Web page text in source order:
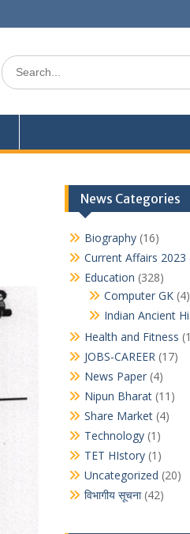
Search
for:
News Categories
Biography(16)
Current Affairs 2023
Education (328)
Computer GK(4)
Indian Ancient
Health and Fitness
JOBS-CAREER(17)
News Paper(4)
Nipun Bharat(11)
Share Market(4)
Technology(1)
TET HIstory(1)
Uncategorized (20)
विभागीय सूचना(42)